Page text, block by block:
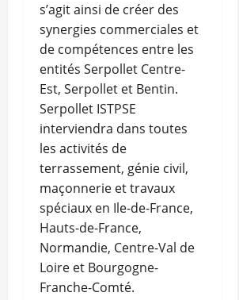
s’agit ainsi de créer des
synergies commerciales et
de compétences entre les
entités Serpollet Centre-
Est, Serpollet et Bentin.
Serpollet ISTPSE
interviendra dans toutes
les activités de
terrassement, génie civil,
maçonnerie et travaux
spéciaux en Ile-de-France,
Hauts-de-France,
Normandie, Centre-Val de
Loire et Bourgogne-
Franche-Comté.